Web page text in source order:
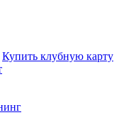
Купить клубную карту